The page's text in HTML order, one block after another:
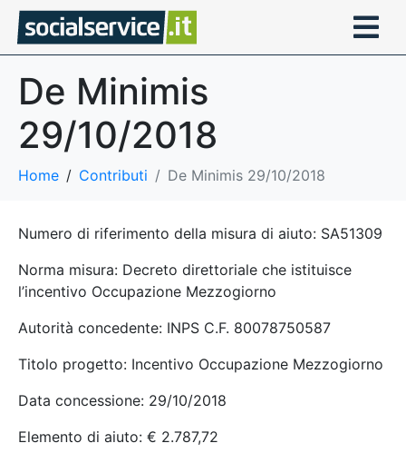
De Minimis
29/10/2018
Home Contributi De Minimis 29/10/2018
Numero di riferimento della misura di aiuto: SA51309
Norma misura: Decreto direttoriale che istituisce
l’incentivo Occupazione Mezzogiorno
Autorità concedente: INPS C.F. 80078750587
Titolo progetto: Incentivo Occupazione Mezzogiorno
Data concessione: 29/10/2018
Elemento di aiuto: € 2.787,72